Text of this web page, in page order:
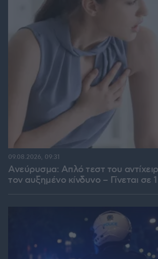
Ανεύρυσμα: Απλό τεστ του
τον αυξημένο κίνδυνο – Γίνεται σε
09.08.2026, 09:31